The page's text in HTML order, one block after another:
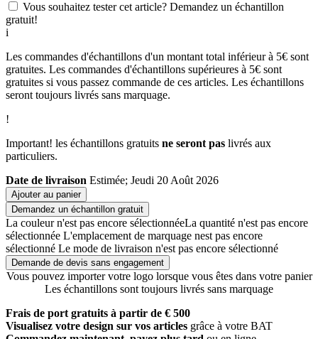
Vous souhaitez tester cet article? Demandez un échantillon
gratuit!
i
Les commandes d'échantillons d'un montant total inférieur à 5€ sont
gratuites. Les commandes d'échantillons supérieures à 5€ sont
gratuites si vous passez commande de ces articles. Les échantillons
seront toujours livrés sans marquage.
!
Important! les échantillons gratuits ne seront pas livrés aux
particuliers.
Date de livraison Estimée; Jeudi 20 Août 2026
Ajouter au panier
Demandez un échantillon gratuit
La couleur n'est pas encore sélectionnéeLa quantité n'est pas encore
sélectionnée L'emplacement de marquage nest pas encore
sélectionné Le mode de livraison n'est pas encore sélectionné
Demande de devis sans engagement
Vous pouvez importer votre logo lorsque vous êtes dans votre panier
Les échantillons sont toujours livrés sans marquage
Frais de port gratuits à partir de € 500
Visualisez votre design sur vos articles grâce à votre BAT